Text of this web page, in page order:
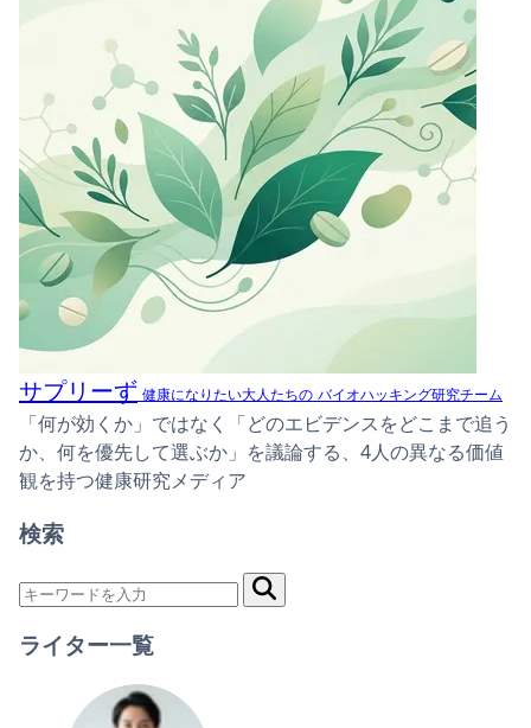
サプリーず 健康になりたい大人たちの バイオハッキング研究チーム
「何が効くか」ではなく「どのエビデンスをどこまで追う
か、何を優先して選ぶか」を議論する、4人の異なる価値
観を持つ健康研究メディア
検索
ライター一覧